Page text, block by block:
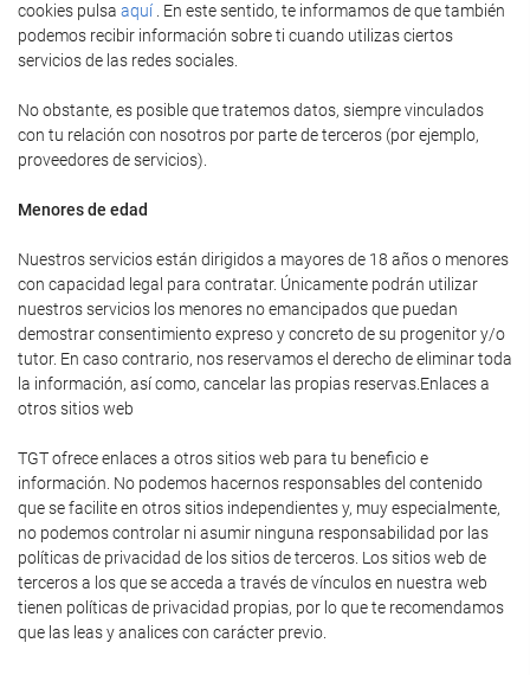
cookies pulsa aquí . En este sentido, te informamos de que también
podemos recibir información sobre ti cuando utilizas ciertos
servicios de las redes sociales.
No obstante, es posible que tratemos datos, siempre vinculados
con tu relación con nosotros por parte de terceros (por ejemplo,
proveedores de servicios).
Menores de edad
Nuestros servicios están dirigidos a mayores de 18 años o menores
con capacidad legal para contratar. Únicamente podrán utilizar
nuestros servicios los menores no emancipados que puedan
demostrar consentimiento expreso y concreto de su progenitor y/o
tutor. En caso contrario, nos reservamos el derecho de eliminar toda
la información, así como, cancelar las propias reservas.Enlaces a
otros sitios web
TGT ofrece enlaces a otros sitios web para tu beneficio e
información. No podemos hacernos responsables del contenido
que se facilite en otros sitios independientes y, muy especialmente,
no podemos controlar ni asumir ninguna responsabilidad por las
políticas de privacidad de los sitios de terceros. Los sitios web de
terceros a los que se acceda a través de vínculos en nuestra web
tienen políticas de privacidad propias, por lo que te recomendamos
que las leas y analices con carácter previo.